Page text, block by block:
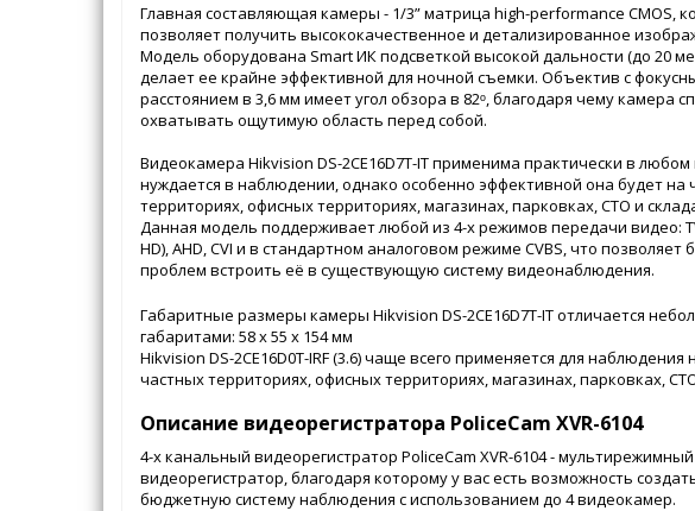
Главная составляющая камеры - 1/3” матрица high-performance CMOS,
позволяет получить высококачественное и детализированное
Модель оборудована Smart ИК подсветкой высокой дальности (до 20
делает ее крайне эффективной для ночной съемки. Объектив с
расстоянием в 3,6 мм имеет угол обзора в 82ᵒ, благодаря чему камера
охватывать ощутимую область перед собой.
Видеокамера Hikvision DS-2CE16D7T-IT применима практически в любом
нуждается в наблюдении, однако особенно эффективной она будет на
территориях, офисных территориях, магазинах, парковках, СТО и
Данная модель поддерживает любой из 4-х режимов передачи видео:
HD), AHD, CVI и в стандартном аналоговом режиме CVBS, что позволяет
проблем встроить её в существующую систему видеонаблюдения.
Габаритные размеры камеры Hikvision DS-2CE16D7T-IT отличается
габаритами: 58 х 55 x 154 мм
Hikvision DS-2CE16D0T-IRF (3.6) чаще всего применяется для наблюдения
частных территориях, офисных территориях, магазинах, парковках,
Описание видеорегистратора PoliceCam XVR-6104
4-х канальный видеорегистратор PoliceCam XVR-6104 - мультирежимный
видеорегистратор, благодаря которому у вас есть возможность
бюджетную систему наблюдения с использованием до 4 видеокамер.